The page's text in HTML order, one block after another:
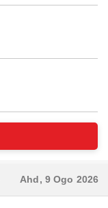
Ahd, 9 Ogo 2026